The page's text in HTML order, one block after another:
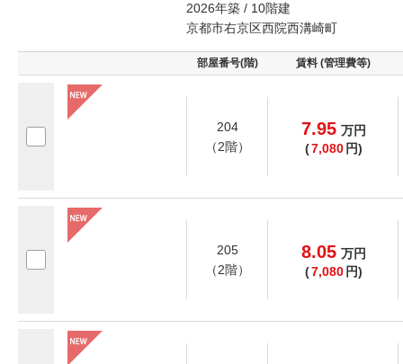
2026年築 / 10階建
京都市右京区西院西溝崎町
部屋番号(階) 賃料 (管理費等)
204
（2階）
7.95 万円
(7,080 円)
205
（2階）
8.05 万円
(7,080 円)